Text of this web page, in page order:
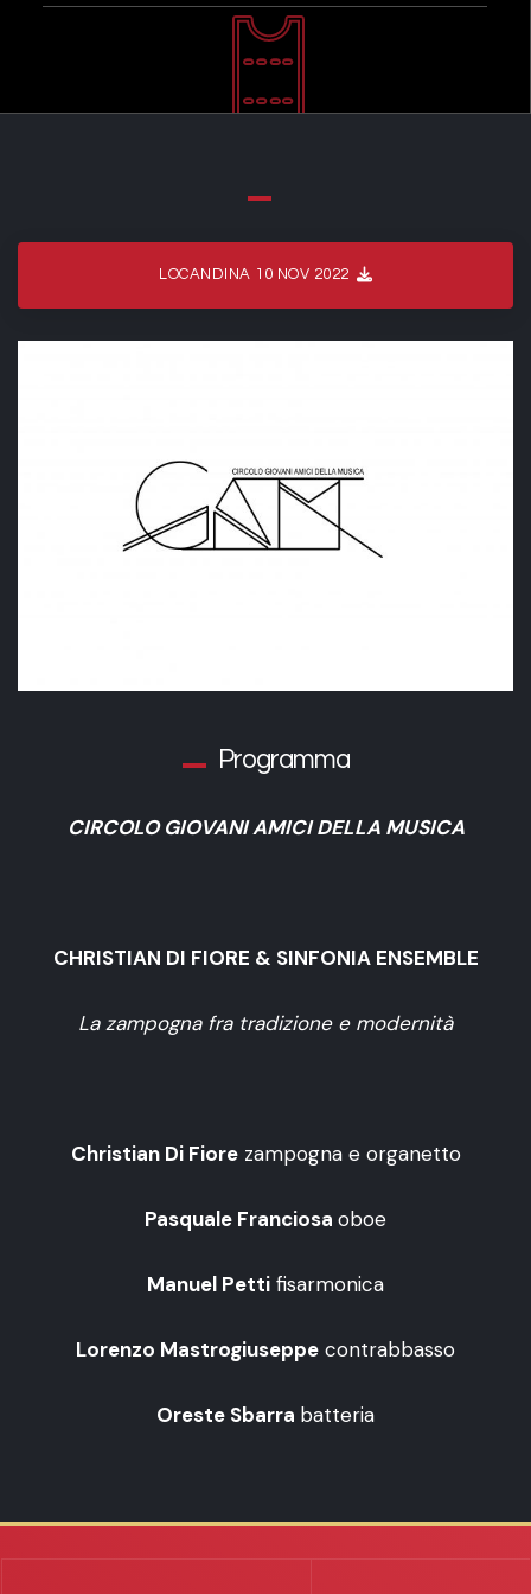
LOCANDINA 10 NOV 2022
Programma
CIRCOLO GIOVANI AMICI DELLA MUSICA
CHRISTIAN DI FIORE & SINFONIA ENSEMBLE
La zampogna fra tradizione e modernità
Christian Di Fiorezampogna e organetto
Pasquale Franciosa oboe
Manuel Petti fisarmonica
Lorenzo Mastrogiuseppe contrabbasso
Oreste Sbarra batteria